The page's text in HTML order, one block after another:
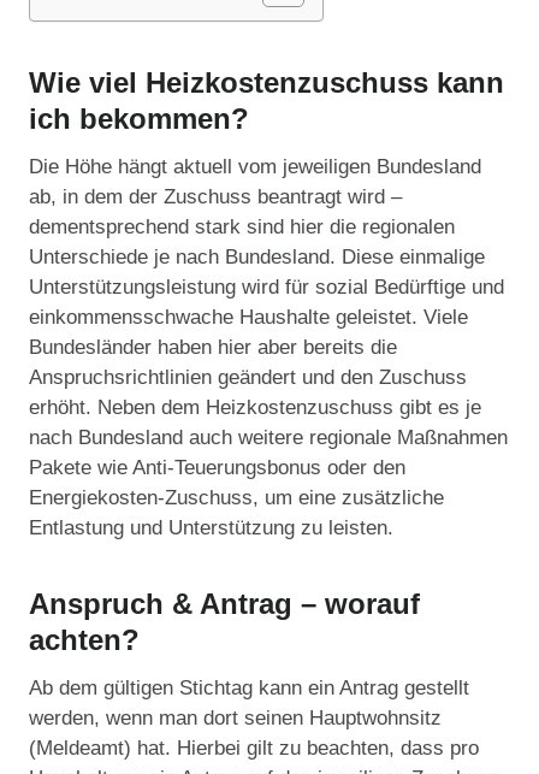
Wie viel Heizkostenzuschuss kann
ich bekommen?
Die Höhe hängt aktuell vom jeweiligen Bundesland
ab, in dem der Zuschuss beantragt wird –
dementsprechend stark sind hier die regionalen
Unterschiede je nach Bundesland. Diese einmalige
Unterstützungsleistung wird für sozial Bedürftige und
einkommensschwache Haushalte geleistet. Viele
Bundesländer haben hier aber bereits die
Anspruchsrichtlinien geändert und den Zuschuss
erhöht. Neben dem Heizkostenzuschuss gibt es je
nach Bundesland auch weitere regionale Maßnahmen
Pakete wie Anti-Teuerungsbonus oder den
Energiekosten-Zuschuss, um eine zusätzliche
Entlastung und Unterstützung zu leisten.
Anspruch & Antrag – worauf
achten?
Ab dem gültigen Stichtag kann ein Antrag gestellt
werden, wenn man dort seinen Hauptwohnsitz
(Meldeamt) hat. Hierbei gilt zu beachten, dass pro